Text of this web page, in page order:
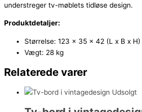
understreger tv-møblets tidløse design.
Produktdetaljer:
Størrelse: 123 x 35 x 42 (L x B x H)
Vægt: 28 kg
Relaterede varer
Udsolgt